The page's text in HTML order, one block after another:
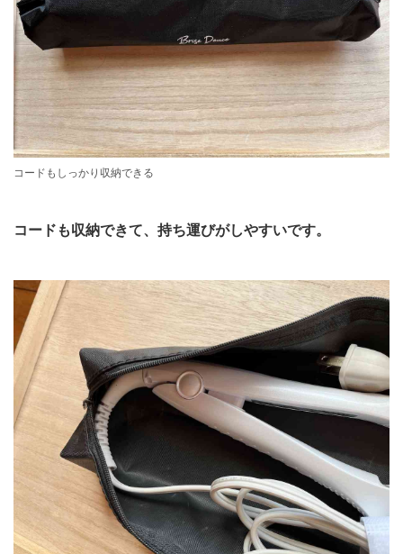
コードもしっかり収納できる
コードも収納できて、持ち運びがしやすいです。